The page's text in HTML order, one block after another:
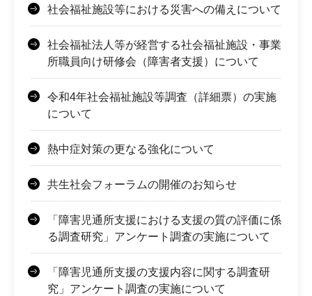
社会福祉施設等における災害への備えについて
社会福祉法人等が経営する社会福祉施設・事業
所職員向け研修会（障害者支援）について
令和4年社会福祉施設等調査（詳細票）の実施
について
熱中症対策の更なる強化について
共生社会フォーラムの開催のお知らせ
「障害児通所支援における支援の質の評価に係
る調査研究」アンケート調査の実施について
「障害児通所支援の支援内容に関する調査研
究」アンケート調査の実施について